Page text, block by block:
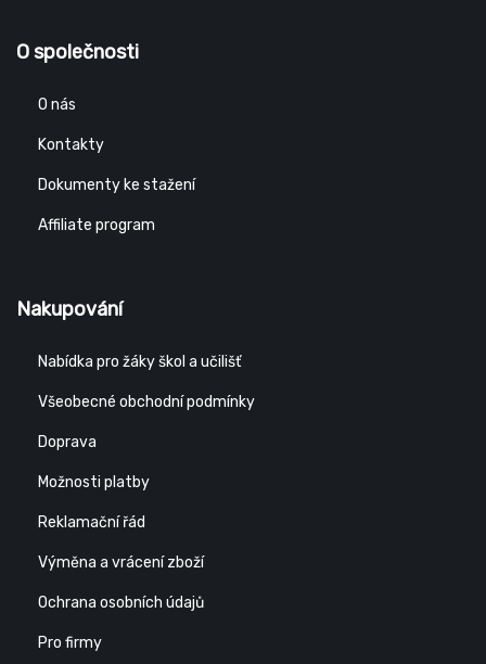
O společnosti
O nás
Kontakty
Dokumenty ke stažení
Affiliate program
Nakupování
Nabídka pro žáky škol a učilišť
Všeobecné obchodní podmínky
Doprava
Možnosti platby
Reklamační řád
Výměna a vrácení zboží
Ochrana osobních údajů
Pro firmy